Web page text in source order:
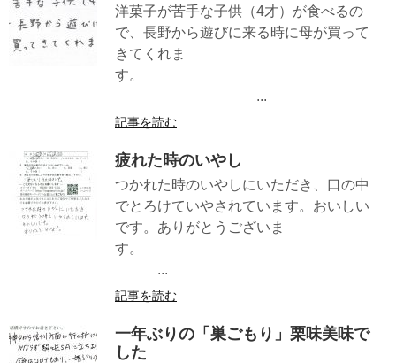
洋菓子が苦手な子供（4才）が食べるの
で、長野から遊びに来る時に母が買って
きてくれま
す。
...
記事を読む
疲れた時のいやし
つかれた時のいやしにいただき、口の中
でとろけていやされています。おいしい
です。ありがとうございま
す。
...
記事を読む
一年ぶりの「巣ごもり」栗味美味で
した